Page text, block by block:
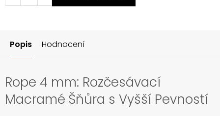
Popis Hodnocení
Rope 4 mm: Rozčesávací
Macramé Šňůra s Vyšší Pevností